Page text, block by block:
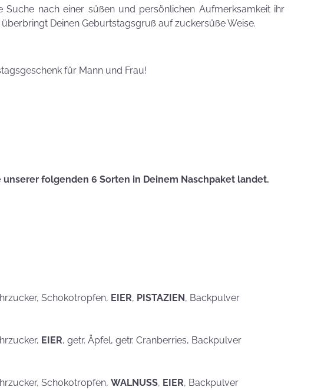
Kindergeburtstag
wird's
den Muttertag
Suche nach einer süßen und persönlichen Aufmerksamkeit ihr
Deinen Geburtstagsgruß auf zuckersüße Weise.
für Mann und Frau!
folgenden 6 Sorten in Deinem Naschpaket landet.
Schokotropfen, EIER, PISTAZIEN, Backpulver
EIER, getr. Äpfel, getr. Cranberries, Backpulver
Schokotropfen, WALNUSS, EIER, Backpulver